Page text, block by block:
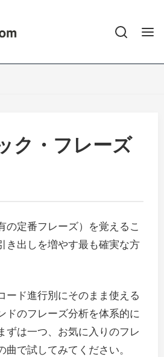
ク・フレーズ
の定番フレーズ）を覚えるこ
き出しを増やす最も確実な方
ード進行別にそのまま使える
ドのフレーズ分析を体系的に
ずは一つ、お気に入りのフレ
で試してみてください。